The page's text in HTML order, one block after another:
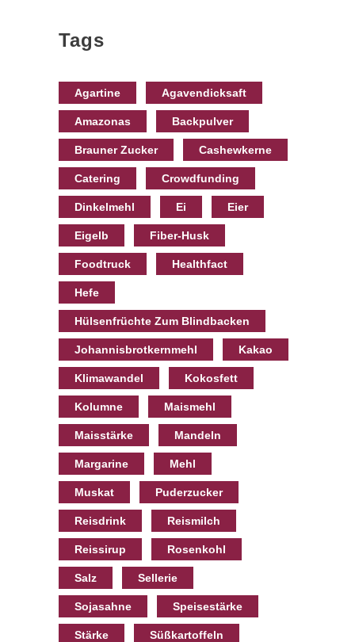
Tags
Agartine Agavendicksaft
Amazonas Backpulver
Brauner Zucker Cashewkerne
Catering Crowdfunding
Dinkelmehl Ei Eier
Eigelb Fiber-Husk
Foodtruck Healthfact
Hefe
Hülsenfrüchte Zum Blindbacken
Johannisbrotkernmehl Kakao
Klimawandel Kokosfett
Kolumne Maismehl
Maisstärke Mandeln
Margarine Mehl
Muskat Puderzucker
Reisdrink Reismilch
Reissirup Rosenkohl
Salz Sellerie
Sojasahne Speisestärke
Stärke Süßkartoffeln